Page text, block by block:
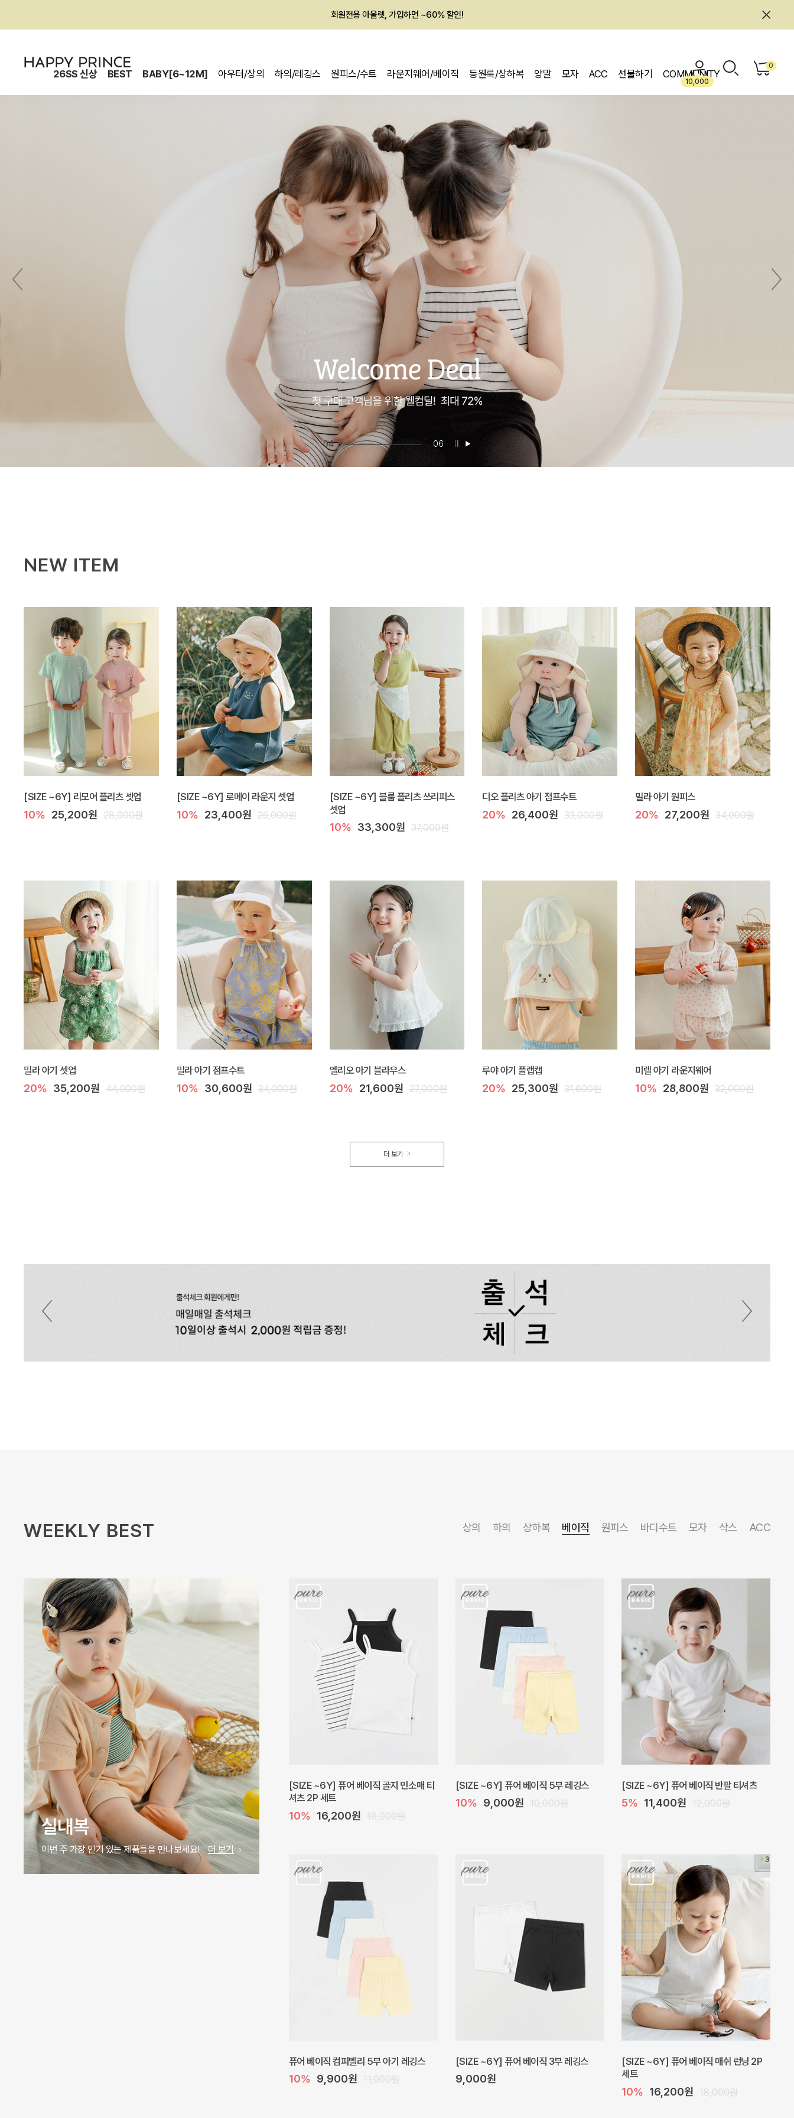
회원전용 아울렛, 가입하면 ~60% 할인!
26SS 신상 BEST BABY[6~12M] 아우터/상의 하의/레깅스 원피스/수트 라운지웨어/베이직 등원룩/상하복 양말 모자 ACC 선물하기 COMMUNITY
10,000
0
05 06
NEW ITEM
[SIZE ~6Y] 리모어 플리츠 셋업
10% 25,200원 28,000원
[SIZE ~6Y] 로메이 라운지 셋업
10% 23,400원 26,000원
[SIZE ~6Y] 블룸 플리츠 쓰리피스
셋업
10% 33,300원 37,000원
디오 플리츠 아기 점프수트
20% 26,400원 33,000원
밀라 아기 원피스
20% 27,200원 34,000원
밀라 아기 셋업
20% 35,200원 44,000원
밀라 아기 점프수트
10% 30,600원 34,000원
엘리오 아기 블라우스
20% 21,600원 27,000원
루야 아기 플랩캡
20% 25,300원 31,600원
미렐 아기 라운지웨어
10% 28,800원 32,000원
더 보기
WEEKLY BEST 상의 하의 상하복 베이직 원피스 바디수트 모자 삭스 ACC
원피스
이번 주 가장 인기 있는 제품들을 만나보세요! 더 보기
캐더린 뷔스티에 미니 아기 원피스
10% 24,300원
[SIZE ~6Y] 베르 원피스
10% 28,800원 32,000원
프로리 뷔스티에 미니 아기 원피스
20% 20,800원 26,000원
20% 29,600원 37,000원 5% 39,000원 41,000원 20% 27,200원 34,000원